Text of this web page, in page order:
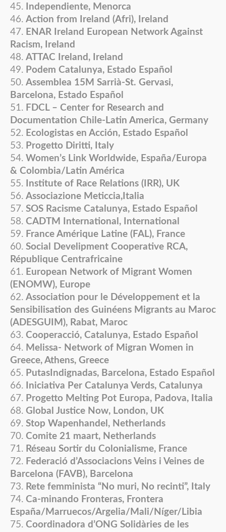
Independiente, Menorca
Action from Ireland (Afri), Ireland
ENAR Ireland European Network Against
Racism, Ireland
ATTAC Ireland, Ireland
Podem Catalunya, Estado Español
Assemblea 15M Sarrià-St. Gervasi,
Barcelona, Estado Español
FDCL – Center for Research and
Documentation Chile-Latin America, Germany
Ecologistas en Acción, Estado Español
Progetto Diritti, Italy
Women’s Link Worldwide, España/Europa
& Colombia/Latin América
Institute of Race Relations (IRR), UK
Associazione Meticcia,Italia
SOS Racisme Catalunya, Estado Español
CADTM International, International
France Amérique Latine (FAL), France
Social Develipment Cooperative RCA,
République Centrafricaine
European Network of Migrant Women
(ENOMW), Europe
Association pour le Développement et la
Sensibilisation des Guinéens Migrants au Maroc
(ADESGUIM), Rabat, Maroc
Cooperacció, Catalunya, Estado Español
Melissa- Network of Migran Women in
Greece, Athens, Greece
PutasIndignadas, Barcelona, Estado Español
Iniciativa Per Catalunya Verds, Catalunya
Progetto Melting Pot Europa, Padova, Italia
Global Justice Now, London, UK
Stop Wapenhandel, Netherlands
Comite 21 maart, Netherlands
Réseau Sortir du Colonialisme, France
Federació d’Associacions Veins i Veines de
Barcelona (FAVB), Barcelona
Rete femminista “No muri, No recinti”, Italy
Ca-minando Fronteras, Frontera
España/Marruecos/Argelia/Mali/Níger/Libia
Coordinadora d’ONG Solidàries de les